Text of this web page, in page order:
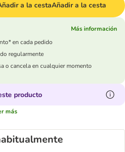
a la cestaAñadir a la cesta
Más información
en cada pedido
regularmente
o cancela en cualquier momento
producto
más